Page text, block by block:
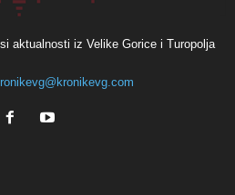
aktualnosti iz Velike Gorice i Turopolja